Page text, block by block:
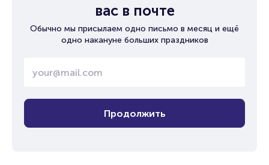
вас в почте
Обычно мы присылаем одно письмо в месяц и ещё
одно накануне больших праздников
Продолжить